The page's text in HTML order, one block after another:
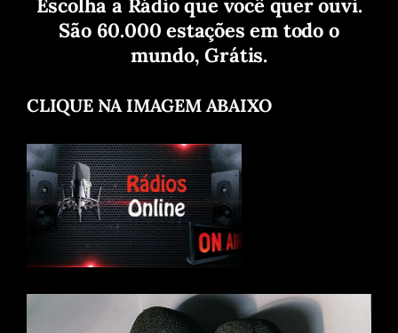
Escolha a Rádio que você quer ouvi.
São 60.000 estações em todo o
mundo, Grátis.
CLIQUE NA IMAGEM ABAIXO